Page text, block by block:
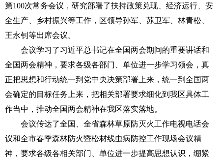
第100次常务会议，研究部署了扶持政策兑现、经济运行、安
全生产、乡村振兴等工作，区领导孙军、苏卫军、林青松、
王永钊等出席会议。
会议学习了习近平总书记在全国两会期间的重要讲话和
全国两会精神，要求各级各部门、单位进一步学习领会，真
正把思想和行动统一到党中央决策部署上来，统一到全国两
会确定的目标任务上来，把相关部署要求细化到我区具体工
作当中，推动全国两会精神在我区落实落地。
会议传达了全国、全省森林草原防灭火工作电视电话会
议和全市春季森林防火暨松材线虫病防控工作现场会议精
神，要求各级各相关部门、单位进一步提高思想认识，绷紧